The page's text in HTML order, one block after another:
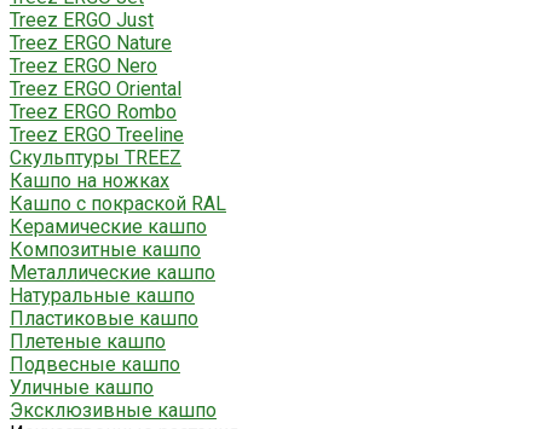
Treez ERGO Just
Treez ERGO Nature
Treez ERGO Nero
Treez ERGO Oriental
Treez ERGO Rombo
Treez ERGO Treeline
Скульптуры TREEZ
Кашпо на ножках
Кашпо с покраской RAL
Керамические кашпо
Композитные кашпо
Металлические кашпо
Натуральные кашпо
Пластиковые кашпо
Плетеные кашпо
Подвесные кашпо
Уличные кашпо
Эксклюзивные кашпо